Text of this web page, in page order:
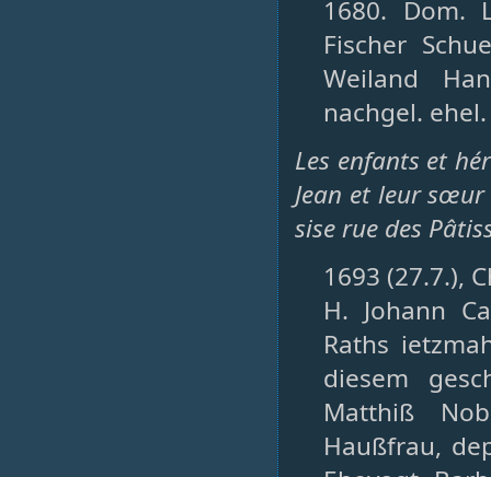
1680. Dom.
Fischer
Weiland
nachgel.
Les enfants et
Jean et leur
sise rue des
1693 (27.7.),
H. Johann
Raths
diesem
Matthiß
Haußfrau,